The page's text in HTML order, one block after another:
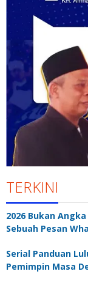
TERKINI
2026 Bukan
Sebuah Pesan
Serial Panduan
Pemimpin Masa